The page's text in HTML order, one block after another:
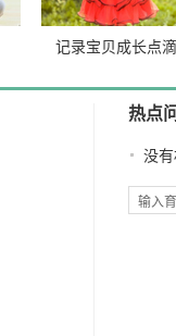
记录宝贝成长点滴
热点
没